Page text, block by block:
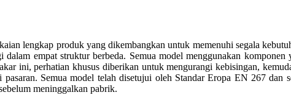
lengkap produk yang dikembangkan untuk memenuhi segala
empat struktur berbeda. Semua model menggunakan
ini, perhatian khusus diberikan untuk mengurangi kebisingan,
Semua model telah disetujui oleh Standar Eropa EN 267
meninggalkan pabrik.